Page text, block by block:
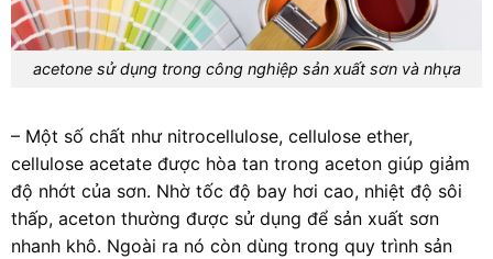
acetone sử dụng trong công nghiệp sản xuất sơn và nhựa
– Một số chất như nitrocellulose, cellulose ether,
cellulose acetate được hòa tan trong aceton giúp giảm
độ nhớt của sơn. Nhờ tốc độ bay hơi cao, nhiệt độ sôi
thấp, aceton thường được sử dụng để sản xuất sơn
nhanh khô. Ngoài ra nó còn dùng trong quy trình sản